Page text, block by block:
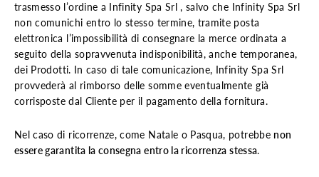
trasmesso l’ordine a Infinity Spa Srl , salvo che Infinity Spa Srl
non comunichi entro lo stesso termine, tramite posta
elettronica l’impossibilità di consegnare la merce ordinata a
seguito della sopravvenuta indisponibilità, anche temporanea,
dei Prodotti. In caso di tale comunicazione, Infinity Spa Srl
provvederà al rimborso delle somme eventualmente già
corrisposte dal Cliente per il pagamento della fornitura.
Nel caso di ricorrenze, come Natale o Pasqua, potrebbe non
essere garantita la consegna entro la ricorrenza stessa.